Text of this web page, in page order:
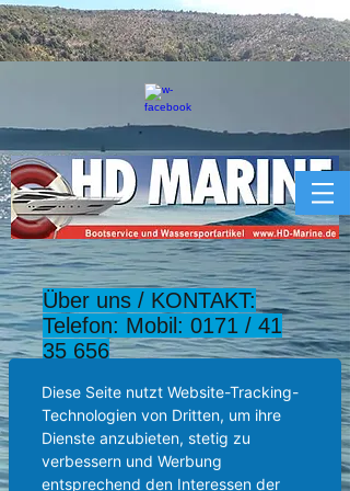
Über uns / KONTAKT:
Telefon: Mobil: 0171 / 41
35 656
-ABHOLLAGER:
Wolkersdorfer Berg 5a
91126 Schwabach-
Diese Seite nutzt Website-Tracking-
Technologien von Dritten, um ihre
Dienste anzubieten, stetig zu
verbessern und Werbung
entsprechend den Interessen der